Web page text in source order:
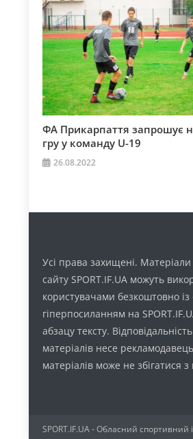
ФА Прикарпаття запрошує
гру у команду U-19
26.08.2022
Усі права захищені. Матеріали
сайту SPORT.IF.UA можуть
користувачами безкоштовно
гіперпосиланням на
абзацу тексту.
матеріалів несе
матеріалів може не збігатися
SPORT.IF.UA - Обласний спортивний